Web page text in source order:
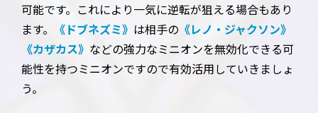
可能です。これにより一気に逆転が狙える場合もあり
ます。
《ドブネズミ》 は相手の 《レノ・ジャクソン》
《カザカス》 などの強力なミニオンを無効化できる可
能性を持つミニオンですので有効活用していきましょ
う。